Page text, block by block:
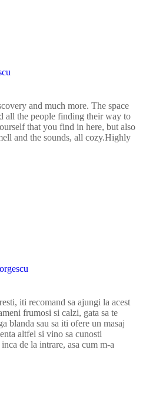
and much more. The space
all the people finding their way to
that you find in here, but also
and the sounds, all cozy.Highly
iti recomand sa ajungi la acest
frumosi si calzi, gata sa te
blanda sau sa iti ofere un masaj
altfel si vino sa cunosti
de la intrare, asa cum m-a